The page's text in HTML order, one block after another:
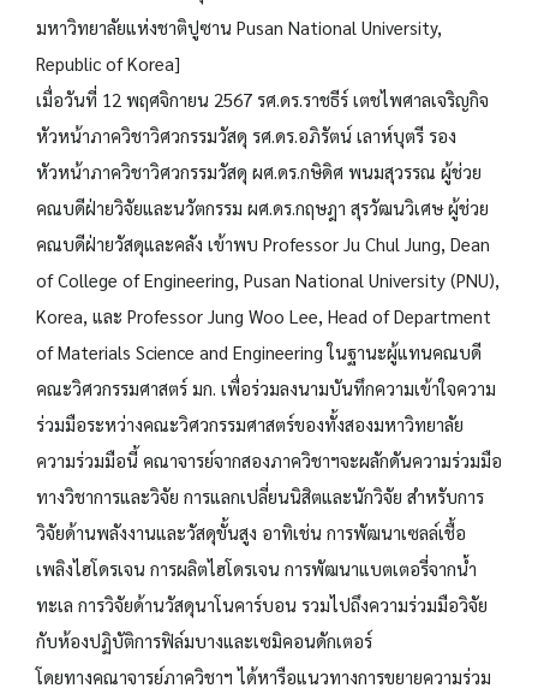
มหาวิทยาลัยแห่งชาติปูซาน Pusan National University,
Republic of Korea]
เมื่อวันที่ 12 พฤศจิกายน 2567 รศ.ดร.ราชธีร์ เตชไพศาลเจริญกิจ
หัวหน้าภาควิชาวิศวกรรมวัสดุ รศ.ดร.อภิรัตน์ เลาห์บุตรี รอง
หัวหน้าภาควิชาวิศวกรรมวัสดุ ผศ.ดร.กษิดิศ พนมสุวรรณ ผู้ช่วย
คณบดีฝ่ายวิจัยและนวัตกรรม ผศ.ดร.กฤษฎา สุรวัฒนวิเศษ ผู้ช่วย
คณบดีฝ่ายวัสดุและคลัง เข้าพบ Professor Ju Chul Jung, Dean
of College of Engineering, Pusan National University (PNU),
Korea, และ Professor Jung Woo Lee, Head of Department
of Materials Science and Engineering ในฐานะผู้แทนคณบดี
คณะวิศวกรรมศาสตร์ มก. เพื่อร่วมลงนามบันทึกความเข้าใจความ
ร่วมมือระหว่างคณะวิศวกรรมศาสตร์ของทั้งสองมหาวิทยาลัย
ความร่วมมือนี้ คณาจารย์จากสองภาควิชาฯจะผลักดันความร่วมมือ
ทางวิชาการและวิจัย การแลกเปลี่ยนนิสิตและนักวิจัย สำหรับการ
วิจัยด้านพลังงานและวัสดุขั้นสูง อาทิเช่น การพัฒนาเซลล์เชื้อ
เพลิงไฮโดรเจน การผลิตไฮโดรเจน การพัฒนาแบตเตอรี่จากน้ำ
ทะเล การวิจัยด้านวัสดุนาโนคาร์บอน รวมไปถึงความร่วมมือวิจัย
กับห้องปฏิบัติการฟิล์มบางและเซมิคอนดักเตอร์
โดยทางคณาจารย์ภาควิชาฯ ได้หารือแนวทางการขยายความร่วม